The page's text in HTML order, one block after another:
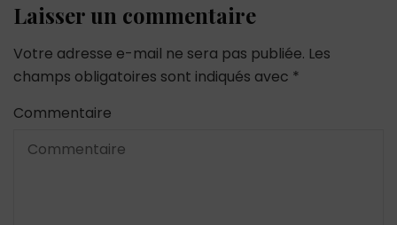
Laisser un commentaire
Votre adresse e-mail ne sera pas publiée. Les
champs obligatoires sont indiqués avec *
Commentaire